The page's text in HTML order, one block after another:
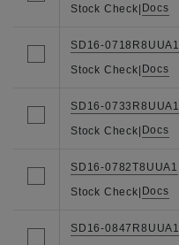
Stock Check| Docs
SD16-0718R8UUA1
Stock Check| Docs
SD16-0733R8UUA1
Stock Check| Docs
SD16-0782T8UUA1
Stock Check| Docs
SD16-0847R8UUA1